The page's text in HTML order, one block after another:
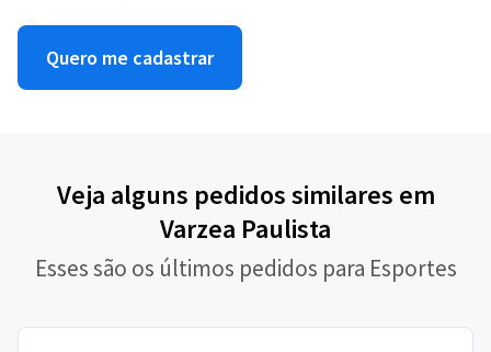
Quero me cadastrar
Veja alguns pedidos similares em
Varzea Paulista
Esses são os últimos pedidos para Esportes